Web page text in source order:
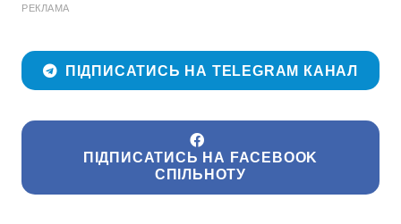
РЕКЛАМА
ПІДПИСАТИСЬ НА TELEGRAM КАНАЛ
ПІДПИСАТИСЬ НА FACEBOOK
СПІЛЬНОТУ